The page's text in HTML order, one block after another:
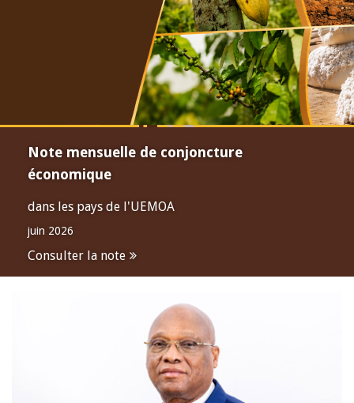
Note mensuelle de conjoncture
économique
dans les pays de l'UEMOA
juin 2026
Consulter la note